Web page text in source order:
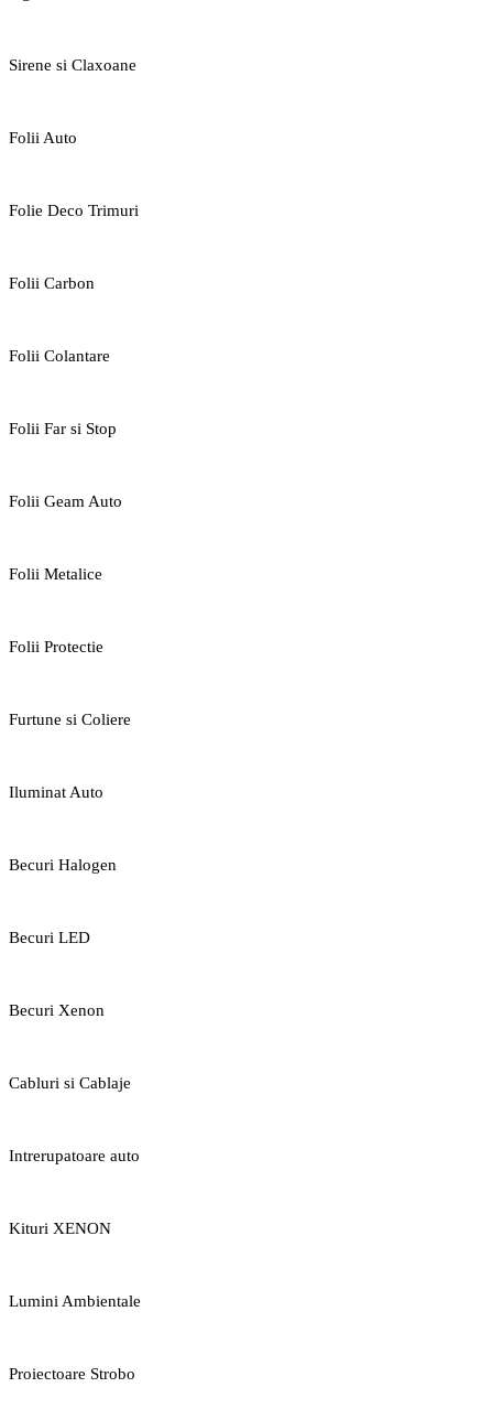
Sirene si Claxoane
Folii Auto
Folie Deco Trimuri
Folii Carbon
Folii Colantare
Folii Far si Stop
Folii Geam Auto
Folii Metalice
Folii Protectie
Furtune si Coliere
Iluminat Auto
Becuri Halogen
Becuri LED
Becuri Xenon
Cabluri si Cablaje
Intrerupatoare auto
Kituri XENON
Lumini Ambientale
Proiectoare Strobo